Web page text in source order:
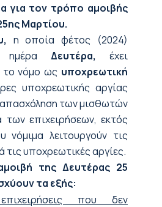
για τον τρόπο αμοιβής
Μαρτίου.
η οποία φέτος (2024)
ημέρα Δευτέρα, έχει
το νόμο ως υποχρεωτική
υποχρεωτικής αργίας
των μισθωτών
των επιχειρήσεων, εκτός
νόμιμα λειτουργούν τις
τις υποχρεωτικές αργίες.
της Δευτέρας 25
τα εξής:
που δεν